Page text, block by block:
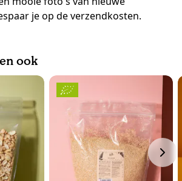
je op de verzendkosten.
ook